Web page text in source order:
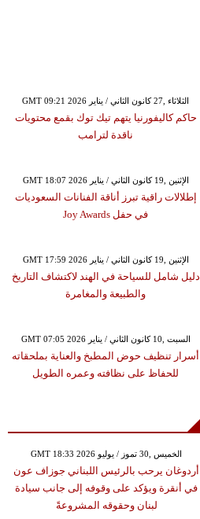
GMT 09:21 2026 الثلاثاء ,27 كانون الثاني / يناير
حاكم كاليفورنيا يتهم تيك توك بقمع محتويات
ناقدة لترامب
GMT 18:07 2026 الإثنين ,19 كانون الثاني / يناير
إطلالات راقية تبرز أناقة الفنانات السعوديات
في حفل Joy Awards
GMT 17:59 2026 الإثنين ,19 كانون الثاني / يناير
دليل شامل للسياحة في الهند لاكتشاف التاريخ
والطبيعة والمغامرة
GMT 07:05 2026 السبت ,10 كانون الثاني / يناير
أسرار تنظيف حوض المطبخ والعناية بملحقاته
للحفاظ على نظافته وعمره الطويل
GMT 18:33 2026 الخميس ,30 تموز / يوليو
أردوغان يرحب بالرئيس اللبناني جوزاف عون
في أنقرة ويؤكد على وقوفه إلى جانب سيادة
لبنان وحقوقه المشروعةً